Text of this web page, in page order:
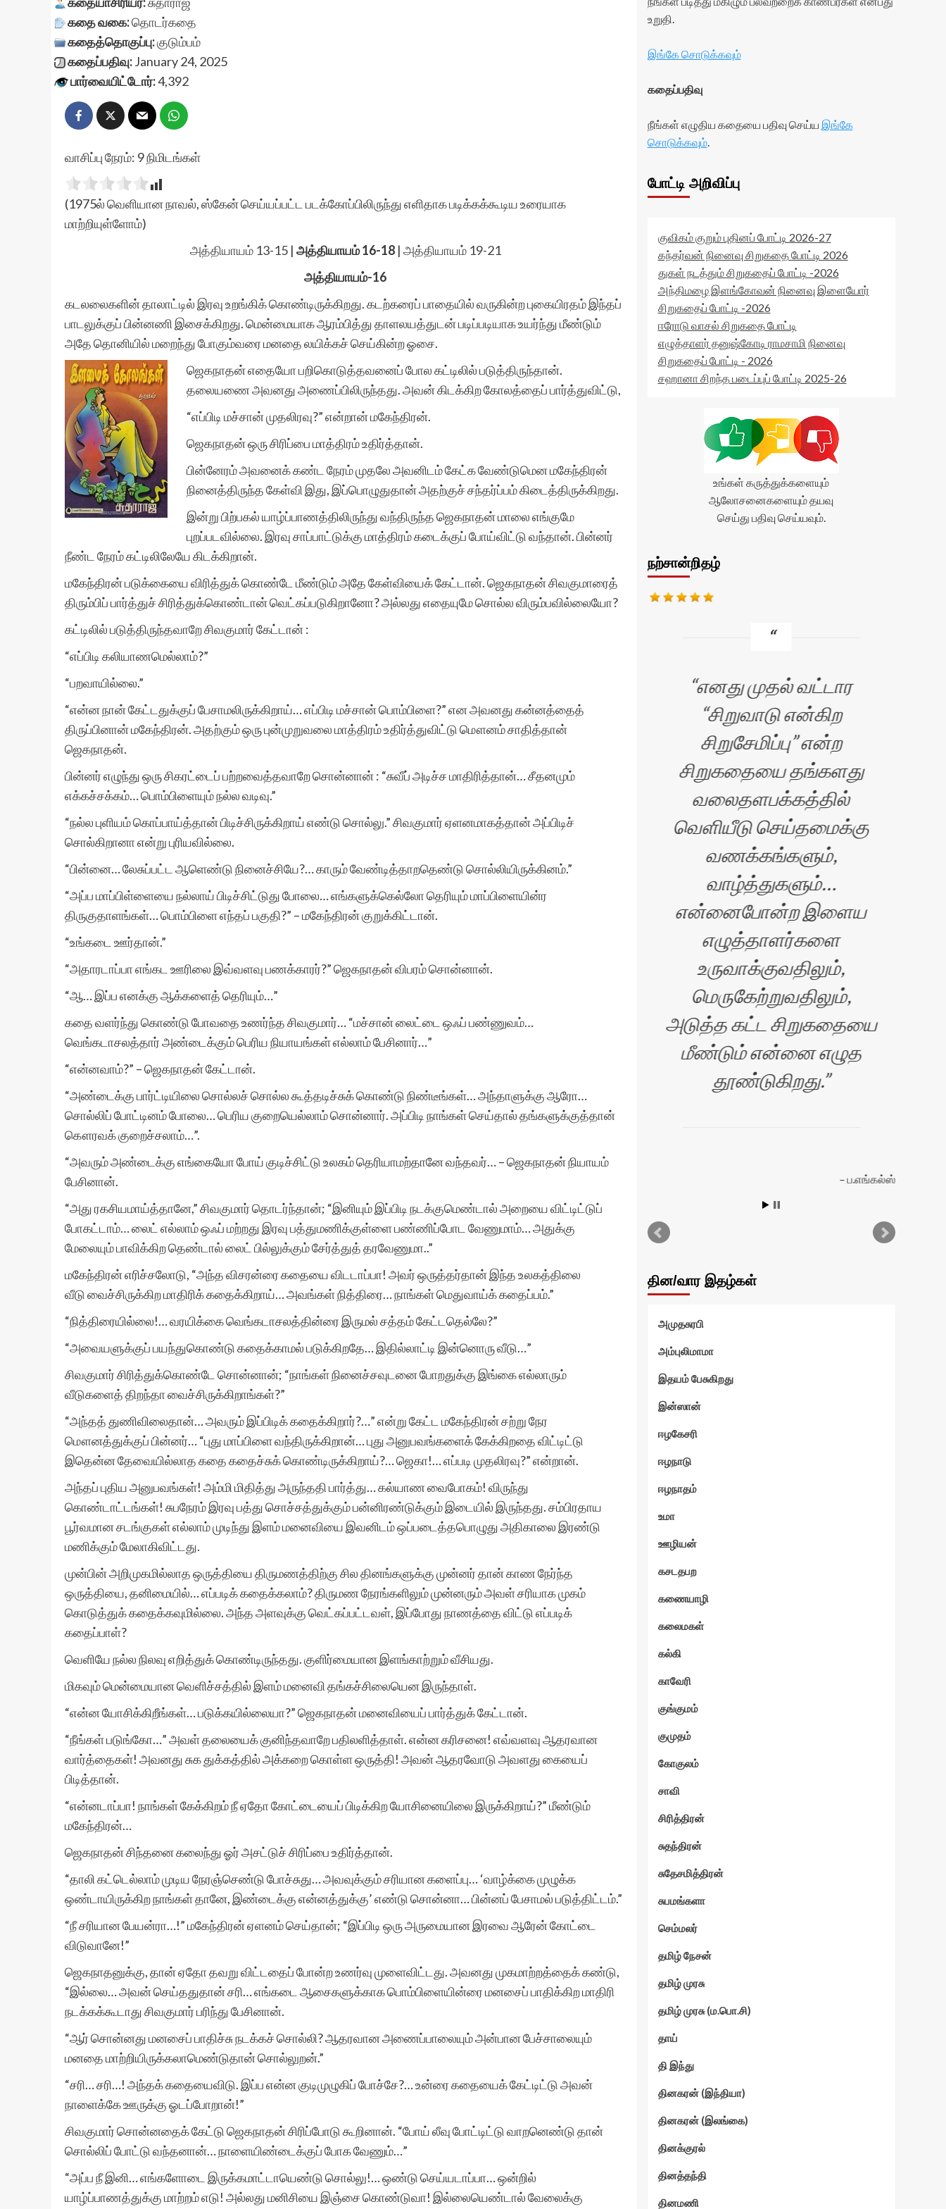
கதை வகை:தொடர்கதை
கதைத்தொகுப்பு:குடும்பம்
கதைப்பதிவு:January 24, 2025
பார்வையிட்டோர்:4,392
வாசிப்பு நேரம்: 9நிமிடங்கள்
(1975ல் வெளியான நாவல், ஸ்கேன் செய்யப்பட்ட படக்கோப்பிலிருந்து எளிதாக படிக்கக்கூடிய உரையாக
மாற்றியுள்ளோம்)
அத்தியாயம் 13-15| அத்தியாயம் 16-18| அத்தியாயம் 19-21
அத்தியாயம்-16
கடலலைகளின் தாலாட்டில் இரவு உறங்கிக் கொண்டிருக்கிறது. கடற்கரைப் பாதையில் வருகின்ற புகையிரதம் இந்தப்
பாடலுக்குப் பின்னணி இசைக்கிறது. மென்மையாக ஆரம்பித்து தாளலயத்துடன் படிப்படியாக உயர்ந்து மீண்டும்
அதே தொனியில் மறைந்து போகும்வரை மனதை லயிக்கச் செய்கின்ற ஓசை.
ஜெகநாதன் எதையோ பறிகொடுத்தவனைப் போல கட்டிலில் படுத்திருந்தான்.
தலையணை அவனது அணைப்பிலிருந்தது. அவன் கிடக்கிற கோலத்தைப் பார்த்துவிட்டு,
“எப்பிடி மச்சான் முதலிரவு?” என்றான் மகேந்திரன்.
ஜெகநாதன் ஒரு சிரிப்பை மாத்திரம் உதிர்த்தான்.
பின்னேரம் அவனைக் கண்ட நேரம் முதலே அவனிடம் கேட்க வேண்டுமென மகேந்திரன்
நினைத்திருந்த கேள்வி இது, இப்பொழுதுதான் அதற்குச் சந்தர்ப்பம் கிடைத்திருக்கிறது.
இன்று பிற்பகல் யாழ்ப்பாணத்திலிருந்து வந்திருந்த ஜெகநாதன் மாலை எங்குமே
புறப்படவில்லை. இரவு சாப்பாட்டுக்கு மாத்திரம் கடைக்குப் போய்விட்டு வந்தான். பின்னர்
நீண்ட நேரம் கட்டிலிலேயே கிடக்கிறான்.
மகேந்திரன் படுக்கையை விரித்துக் கொண்டே மீண்டும் அதே கேள்வியைக் கேட்டான். ஜெகநாதன் சிவகுமாரைத்
திரும்பிப் பார்த்துச் சிரித்துக்கொண்டான் வெட்கப்படுகிறானோ? அல்லது எதையுமே சொல்ல விரும்பவில்லையோ?
கட்டிலில் படுத்திருந்தவாறே சிவகுமார் கேட்டான் :
“எப்பிடி கலியாணமெல்லாம்?”
“பறவாயில்லை.”
“என்ன நான் கேட்டதுக்குப் பேசாமலிருக்கிறாய்… எப்பிடி மச்சான் பொம்பிளை?” என அவனது கன்னத்தைத்
திருப்பினான் மகேந்திரன். அதற்கும் ஒரு புன்முறுவலை மாத்திரம் உதிர்த்துவிட்டு மௌனம் சாதித்தான்
ஜெகநாதன்.
பின்னர் எழுந்து ஒரு சிகரட்டைப் பற்றவைத்தவாறே சொன்னான் : “சுவீப் அடிச்ச மாதிரித்தான்… சீதனமும்
எக்கச்சக்கம்… பொம்பிளையும் நல்ல வடிவு.”
“நல்ல புளியம் கொப்பாய்த்தான் பிடிச்சிருக்கிறாய் எண்டு சொல்லு.” சிவகுமார் ஏளனமாகத்தான் அப்பிடிச்
சொல்கிறானா என்று புரியவில்லை.
“பின்னை… லேசுப்பட்ட ஆளெண்டு நினைச்சியே?… காரும் வேண்டித்தாறதெண்டு சொல்லியிருக்கினம்.”
“அப்ப மாப்பிள்ளையை நல்லாய் பிடிச்சிட்டுது போலை… எங்களுக்கெல்லோ தெரியும் மாப்பிளையின்ர
திருகுதாளங்கள்… பொம்பிளை எந்தப் பகுதி?” – மகேந்திரன் குறுக்கிட்டான்.
“உங்கடை ஊர்தான்.”
“அதாரடாப்பா எங்கட ஊரிலை இவ்வளவு பணக்காரர்?” ஜெகநாதன் விபரம் சொன்னான்.
“ஆ… இப்ப எனக்கு ஆக்களைத் தெரியும்…”
கதை வளர்ந்து கொண்டு போவதை உணர்ந்த சிவகுமார்… “மச்சான் லைட்டை ஒஃப் பண்ணுவம்…
வெங்கடாசலத்தார் அண்டைக்கும் பெரிய நியாயங்கள் எல்லாம் பேசினார்…”
“என்னவாம்?” – ஜெகநாதன் கேட்டான்.
“அண்டைக்கு பார்ட்டியிலை சொல்லச் சொல்ல கூத்தடிச்சுக் கொண்டு நிண்டீங்கள்… அந்தாளுக்கு ஆரோ…
சொல்லிப் போட்டினம் போலை… பெரிய குறையெல்லாம் சொன்னார். அப்பிடி நாங்கள் செய்தால் தங்களுக்குத்தான்
கௌரவக் குறைச்சலாம்…”.
“அவரும் அண்டைக்கு எங்கையோ போய் குடிச்சிட்டு உலகம் தெரியாமற்தானே வந்தவர்… – ஜெகநாதன் நியாயம்
பேசினான்.
“அது ரகசியமாய்த்தானே,” சிவகுமார் தொடர்ந்தான்; “இனியும் இப்பிடி நடக்குமெண்டால் அறையை விட்டிட்டுப்
போகட்டாம்… லைட் எல்லாம் ஒஃப் மற்றது இரவு பத்துமணிக்குள்ளை பண்ணிப்போட வேணுமாம்… அதுக்கு
மேலையும் பாவிக்கிற தெண்டால் லைட் பில்லுக்கும் சேர்த்துத் தரவேணுமா..”
மகேந்திரன் எரிச்சலோடு, “அந்த விசரன்ரை கதையை விடடாப்பா! அவர் ஒருத்தர்தான் இந்த உலகத்திலை
வீடு வைச்சிருக்கிற மாதிரிக் கதைக்கிறாய்… அவங்கள் நித்திரை… நாங்கள் மெதுவாய்க் கதைப்பம்.”
“நித்திரையில்லை!… வரயிக்கை வெங்கடாசலத்தின்ரை இருமல் சத்தம் கேட்டதெல்லே?”
“அவையளுக்குப் பயந்துகொண்டு கதைக்காமல் படுக்கிறதே… இதில்லாட்டி இன்னொரு வீடு…”
சிவகுமார் சிரித்துக்கொண்டே சொன்னான்; “நாங்கள் நினைச்சவுடனை போறதுக்கு இங்கை எல்லாரும்
வீடுகளைத் திறந்தா வைச்சிருக்கிறாங்கள்?”
“அந்தத் துணிவிலைதான்… அவரும் இப்பிடிக் கதைக்கிறார்?…” என்று கேட்ட மகேந்திரன் சற்று நேர
மௌனத்துக்குப் பின்னர்… “புது மாப்பிளை வந்திருக்கிறான்… புது அனுபவங்களைக் கேக்கிறதை விட்டிட்டு
இதென்ன தேவையில்லாத கதை கதைச்சுக் கொண்டிருக்கிறாய்?… ஜெகா!… எப்படி முதலிரவு?” என்றான்.
அந்தப் புதிய அனுபவங்கள்! அம்மி மிதித்து அருந்ததி பார்த்து… கல்யாண வைபோகம்! விருந்து
கொண்டாட்டங்கள்! சுபநேரம் இரவு பத்து சொச்சத்துக்கும் பன்னிரண்டுக்கும் இடையில் இருந்தது. சம்பிரதாய
பூர்வமான சடங்குகள் எல்லாம் முடிந்து இளம் மனைவியை இவனிடம் ஒப்படைத்தபொழுது அதிகாலை இரண்டு
மணிக்கும் மேலாகிவிட்டது.
முன்பின் அறிமுகமில்லாத ஒருத்தியை திருமணத்திற்கு சில தினங்களுக்கு முன்னர் தான் காண நேர்ந்த
ஒருத்தியை, தனிமையில்… எப்படிக் கதைக்கலாம்? திருமண நேரங்களிலும் முன்னரும் அவள் சரியாக முகம்
கொடுத்துக் கதைக்கவுமில்லை. அந்த அளவுக்கு வெட்கப்பட்டவள், இப்போது நாணத்தை விட்டு எப்படிக்
கதைப்பாள்?
வெளியே நல்ல நிலவு எறித்துக் கொண்டிருந்தது. குளிர்மையான இளங்காற்றும் வீசியது.
மிகவும் மென்மையான வெளிச்சத்தில் இளம் மனைவி தங்கச்சிலையென இருந்தாள்.
“என்ன யோசிக்கிறீங்கள்… படுக்கயில்லையா?” ஜெகநாதன் மனைவியைப் பார்த்துக் கேட்டான்.
“நீங்கள் படுங்கோ…” அவள் தலையைக் குனிந்தவாறே பதிலளித்தாள். என்ன கரிசனை! எவ்வளவு ஆதரவான
வார்த்தைகள்! அவனது சுக துக்கத்தில் அக்கறை கொள்ள ஒருத்தி! அவன் ஆதரவோடு அவளது கையைப்
பிடித்தான்.
“என்னடாப்பா! நாங்கள் கேக்கிறம் நீ ஏதோ கோட்டையைப் பிடிக்கிற யோசினையிலை இருக்கிறாய்?” மீண்டும்
மகேந்திரன்…
ஜெகநாதன் சிந்தனை கலைந்து ஓர் அசட்டுச் சிரிப்பை உதிர்த்தான்.
“தாலி கட்டெல்லாம் முடிய நேரஞ்செண்டு போச்சுது… அவவுக்கும் சரியான களைப்பு… ‘வாழ்க்கை முழுக்க
ஒண்டாயிருக்கிற நாங்கள் தானே, இண்டைக்கு என்னத்துக்கு’ எண்டு சொன்னா… பின்னப் பேசாமல் படுத்திட்டம்.”
“நீ சரியான பேயன்ரா…!” மகேந்திரன் ஏளனம் செய்தான்; “இப்பிடி ஒரு அருமையான இரவை ஆரேன் கோட்டை
விடுவானே!”
ஜெகநாதனுக்கு, தான் ஏதோ தவறு விட்டதைப் போன்ற உணர்வு முளைவிட்டது. அவனது முகமாற்றத்தைக் கண்டு,
“இல்லை… அவன் செய்ததுதான் சரி… எங்கடை ஆசைகளுக்காக பொம்பிளையின்ரை மனசைப் பாதிக்கிற மாதிரி
நடக்கக்கூடாது சிவகுமார் பரிந்து பேசினான்.
“ஆர் சொன்னது மனசைப் பாதிச்சு நடக்கச் சொல்லி? ஆதரவான அணைப்பாலையும் அன்பான பேச்சாலையும்
மனதை மாற்றியிருக்கலாமெண்டுதான் சொல்லுறன்.”
“சரி… சரி…! அந்தக் கதையைவிடு. இப்ப என்ன குடிமுழுகிப் போச்சே?… உன்ரை கதையைக் கேட்டிட்டு அவன்
நாளைக்கே ஊருக்கு ஓடப்போறான்!”
சிவகுமார் சொன்னதைக் கேட்டு ஜெகநாதன் சிரிப்போடு கூறினான். “போய் லீவு போட்டிட்டு வாறனெண்டு தான்
சொல்லிப் போட்டு வந்தனான்… நாளையிண்டைக்குப் போக வேணும்…”
“அப்ப நீ இனி… எங்களோடை இருக்கமாட்டாயெண்டு சொல்லு!… ஒண்டு செய்யடாப்பா… ஒன்றில்
யாழ்ப்பாணத்துக்கு மாற்றம் எடு! அல்லது மனிசியை இஞ்சை கொண்டுவா! இல்லையெண்டால் வேலைக்கு
உறுதி.
இங்கே சொடுக்கவும்
கதைப்பதிவு
நீங்கள் எழுதிய கதையை பதிவு செய்ய இங்கே
சொடுக்கவும்.
போட்டி அறிவிப்பு
குவிகம் குறும் புதினப் போட்டி 2026-27
கந்தர்வன் நினைவு சிறுகதை போட்டி 2026
துகள் நடத்தும் சிறுகதைப் போட்டி -2026
அந்திமழை இளங்கோவன் நினைவு இளையோர்
சிறுகதைப் போட்டி -2026
ஈரோடு வாசல் சிறுகதை போட்டி
எழுத்தாளர் தனுஷ்கோடி ராமசாமி நினைவு
சிறுகதைப் போட்டி - 2026
சஹானா சிறந்த படைப்புப் போட்டி 2025-26
உங்கள் கருத்துக்களையும்
ஆலோசனைகளையும் தயவு
செய்து பதிவு செய்யவும்.
நற்சான்றிதழ்
எண்ணங்கள் தவிர
மனிதர்களுக்கு வாழ்க்கை
அனுபவங்கள் மூலம் நிறைய
பதியும் அளவுக்கு சில
உண்டாக்குகிறது.
இவைகளை எழுத்து
போன்ற சிலர்
தனியே நாட்குறிப்பு போல்
வடிவில் எழுத விழையும்
ஆதரவு அளித்து ஒரு
அமைத்து தந்திருக்கும்
‘சிறுகதை.காம்’ நிறுவனர்,
அதற்கு துணை இருப்போர்
அத்துணை பேருக்கும் என்
மனமார்ந்த நன்றிகள் பல.
அவர்கள் இப்பணியில்
மேலும் பல உயர்வுகளையும்,
வெற்றிகளையும் அடைய
ஆண்டவனை
வேண்டுகிறேன். எனது
வாழ்த்துகள்.
எனது முதல் வட்டார
“சிறுவாடு என்கிற
சிறுசேமிப்பு” என்ற
சிறுகதையை தங்களது
வலைதளபக்கத்தில்
வெளியீடு செய்தமைக்கு
வணக்கங்களும்,
வாழ்த்துகளும்…
என்னைபோன்ற இளைய
எழுத்தாளர்களை
உருவாக்குவதிலும்,
மெருகேற்றுவதிலும்,
அடுத்த கட்ட சிறுகதையை
மீண்டும் என்னை எழுத
தூண்டுகிறது.
ப.எங்கல்ஸ்
தின/வார இதழ்கள்
அமுதசுரபி
அம்புலிமாமா
இதயம் பேசுகிறது
இன்ஸான்
ஈழகேசரி
ஈழநாடு
ஈழநாதம்
உமா
ஊழியன்
கசடதபற
கணையாழி
கலைமகள்
கல்கி
காவேரி
குங்குமம்
குமுதம்
கோகுலம்
சாவி
சிரித்திரன்
சுதந்திரன்
சுதேசமித்திரன்
சுபமங்களா
செம்மலர்
தமிழ் நேசன்
தமிழ் முரசு
தமிழ் முரசு (ம.பொ.சி)
தாய்
தி இந்து
தினகரன் (இந்தியா)
தினகரன் (இலங்கை)
தினக்குரல்
தினத்தந்தி
தினமணி